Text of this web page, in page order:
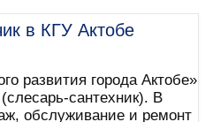
в КГУ Актобе
развития города Актобе»
сантехник). В
обслуживание и ремонт